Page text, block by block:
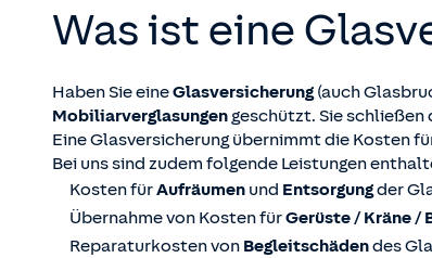
Was ist eine
Haben Sie eineGlasversicherung(auch
Mobiliarverglasungen geschützt. Sie schließen
Eine Glasversicherung übernimmt die Kosten
Bei uns sind zudem folgende Leistungen
Kosten fürAufräumen und Entsorgungder
Übernahme von Kosten fürGerüste / Kräne /
Reparaturkosten von Begleitschädendes